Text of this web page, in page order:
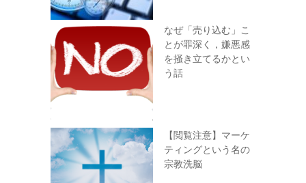
なぜ「売り込む」こ
とが罪深く，嫌悪感
を掻き立てるかとい
う話
【閲覧注意】マーケ
ティングという名の
宗教洗脳